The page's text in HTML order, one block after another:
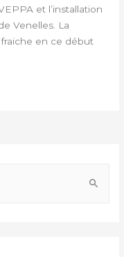
et l’installation
Venelles. La
en ce début